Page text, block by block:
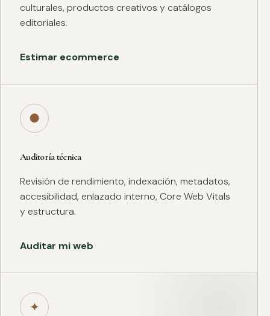
culturales, productos creativos y catálogos
editoriales.
Estimar ecommerce
●
Auditoría técnica
Revisión de rendimiento, indexación, metadatos,
accesibilidad, enlazado interno, Core Web Vitals
y estructura.
Auditar mi web
✦